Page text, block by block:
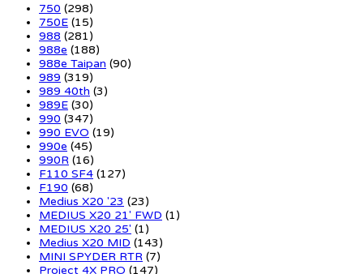
750 (298)
750E (15)
988 (281)
988e (188)
988e Taipan (90)
989 (319)
989 40th (3)
989E (30)
990 (347)
990 EVO (19)
990e (45)
990R (16)
F110 SF4 (127)
F190 (68)
Medius X20 '23 (23)
MEDIUS X20 21' FWD (1)
MEDIUS X20 25' (1)
Medius X20 MID (143)
MINI SPYDER RTR (7)
Project 4X PRO (147)